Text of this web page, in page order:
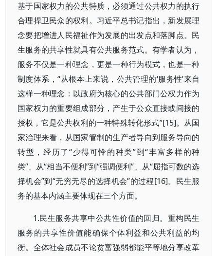
基于国家权力的公共特质，必须通过公共权力的执行
合理捍卫民众的权利。习近平总书记指出，新发展理
念要把增进人民福祉作为发展的出发点和落脚点。民
生服务的共享性就具有公共服务范式。有学者认为，
服务不仅是一种理念，更是一种行为模式，也是一种
制度体系，“从根本上来说，公共管理的‘服务性’来自
这样一种理念：以政府为核心的公共部门公权力作为
国家权力的重要组成部分，产生于公众直接或间接的
授权，它是公共权利的一种特殊转化形式”[15]。从国
家治理来看，从国家管制的生产者导向到服务导向的
转型，经历了“少得可怜的种类”到“丰富多样的种
类”、从“相当不便利”到“强调便利”、从“屈指可数的选
择机会”到“无穷无尽的选择机会”的过程[16]。民生服
务的基本内涵主要体现在三个方面。
1.民生服务共享中公共性价值的回归。重构民生
服务的共享性价值能确保个体利益和公共利益的均
衡。全体社会成员不论贫富强弱都能平等地分享改革